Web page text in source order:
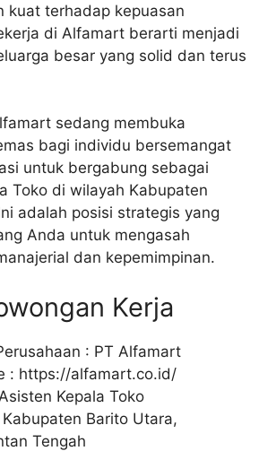
kuat terhadap kepuasan
di Alfamart berarti menjadi
besar yang solid dan terus
sedang membuka
bagi individu bersemangat
untuk bergabung sebagai
Toko di wilayah Kabupaten
adalah posisi strategis yang
Anda untuk mengasah
dan kepemimpinan.
Kerja
: PT Alfamart
: https://alfamart.co.id/
Kepala Toko
Barito Utara,
Tengah